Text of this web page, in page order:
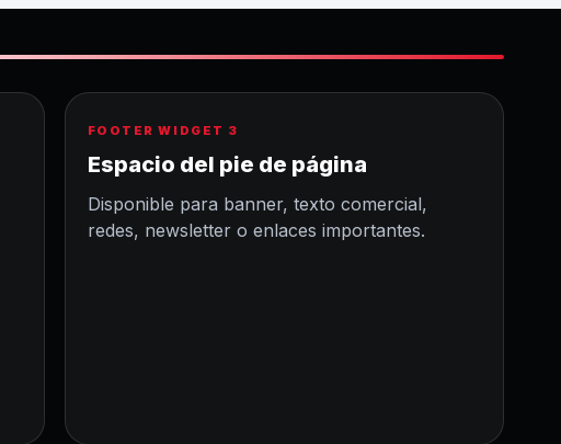
FOOTER WIDGET 3
Espacio del pie de página
Disponible para banner, texto comercial,
redes, newsletter o enlaces importantes.